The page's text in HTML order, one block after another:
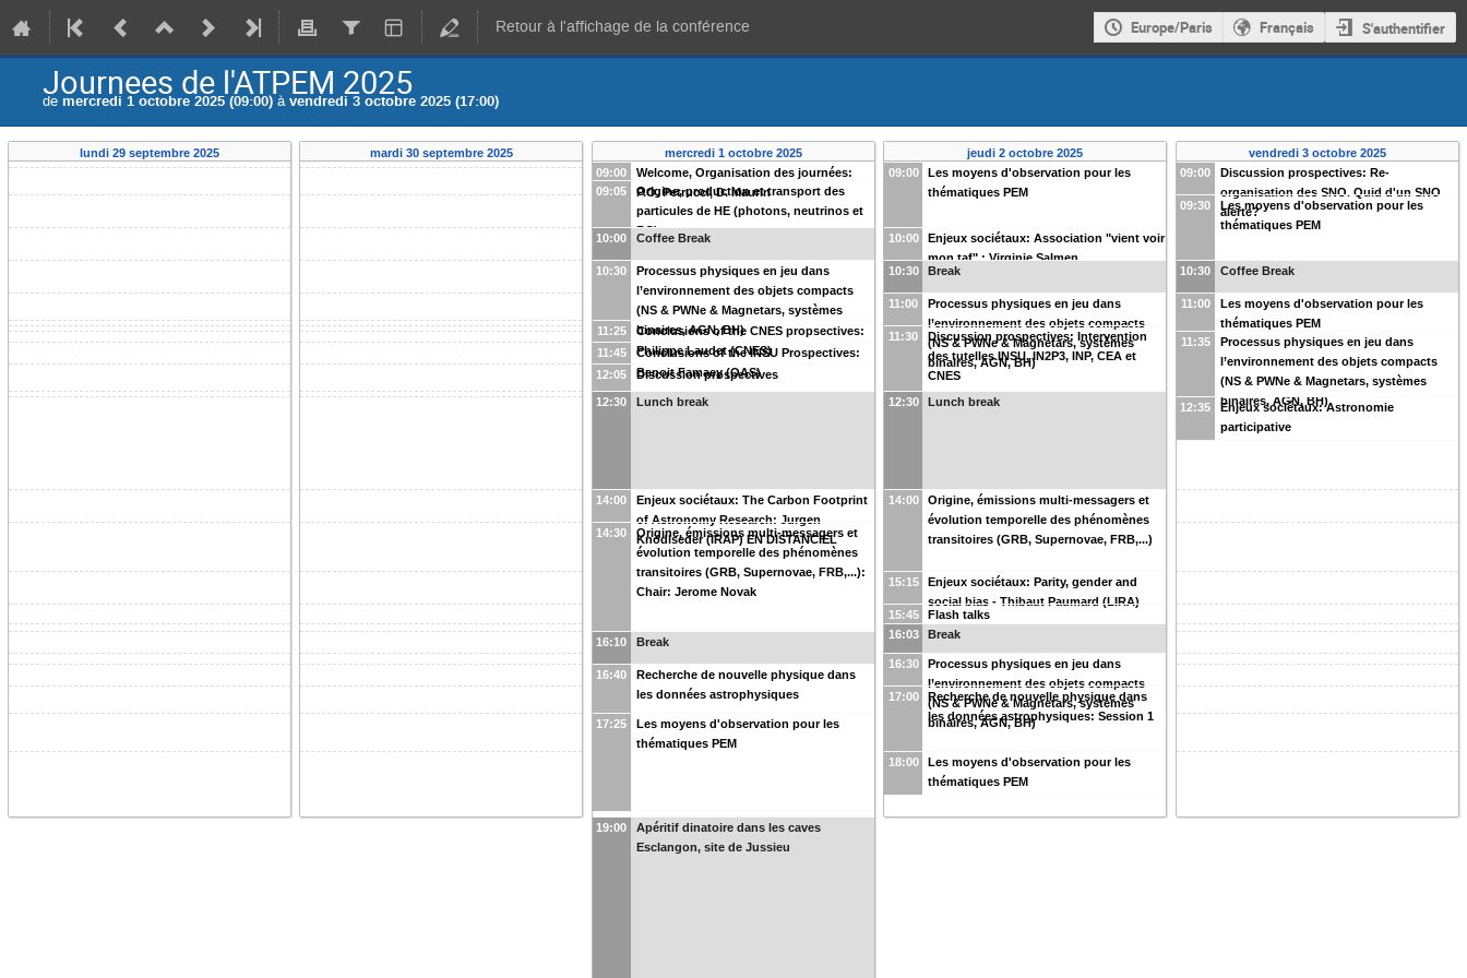
Retour à l'affichage de la conférence Europe/Paris Français S'authentifier
Journees de l'ATPEM 2025
de mercredi 1 octobre 2025 (09:00) àvendredi 3 octobre 2025 (17:00)
lundi 29 septembre 2025 mardi 30 septembre 2025
mercredi 1 octobre 2025
09:00
Welcome, Organisation des journées:
P.O. Petrucci, D. Maurin
09:05
Origine, production et transport des
particules de HE (photons, neutrinos et
RC)
10:00 Coffee Break
10:30
Processus physiques en jeu dans
l’environnement des objets compacts
(NS & PWNe & Magnetars, systèmes
binaires, AGN, BH)
11:25
Conclusions of the CNES propsectives:
Philippe Laudet (CNES)
11:45
Conclusions of the INSU Prospectives:
Benoit Famaey (OAS)
12:05 Discussion prospectives
12:30 Lunch break
14:00
Enjeux sociétaux: The Carbon Footprint
of Astronomy Research: Jurgen
Knödlseder (IRAP) EN DISTANCIEL
14:30
Origine, émissions multi-messagers et
évolution temporelle des phénomènes
transitoires (GRB, Supernovae, FRB,...):
Chair: Jerome Novak
16:10 Break
16:40
Recherche de nouvelle physique dans
les données astrophysiques
17:25
Les moyens d'observation pour les
thématiques PEM
19:00
Apéritif dinatoire dans les caves
Esclangon, site de Jussieu
jeudi 2 octobre 2025
09:00
Les moyens d'observation pour les
thématiques PEM
10:00
Enjeux sociétaux: Association "vient voir
mon taf" : Virginie Salmen
10:30
Break
11:00
Processus physiques en jeu dans
l’environnement des objets compacts
(NS & PWNe & Magnetars, systèmes
binaires, AGN, BH)
11:30
Discussion prospectives: Intervention
des tutelles INSU, IN2P3, INP, CEA et
CNES
12:30
Lunch break
14:00
Origine, émissions multi-messagers et
évolution temporelle des phénomènes
transitoires (GRB, Supernovae, FRB,...)
15:15
Enjeux sociétaux: Parity, gender and
social bias - Thibaut Paumard (LIRA)
15:45
Flash talks
16:03
Break
16:30
Processus physiques en jeu dans
l’environnement des objets compacts
(NS & PWNe & Magnetars, systèmes
binaires, AGN, BH)
17:00
Recherche de nouvelle physique dans
les données astrophysiques: Session 1
18:00
Les moyens d'observation pour les
thématiques PEM
vendredi 3 octobre 2025
09:00
Discussion prospectives: Re-
organisation des SNO. Quid d'un SNO
alerte?
09:30
Les moyens d'observation pour les
thématiques PEM
10:30 Coffee Break
11:00
Les moyens d'observation pour les
thématiques PEM
11:35
Processus physiques en jeu dans
l’environnement des objets compacts
(NS & PWNe & Magnetars, systèmes
binaires, AGN, BH)
12:35
Enjeux sociétaux: Astronomie
participative